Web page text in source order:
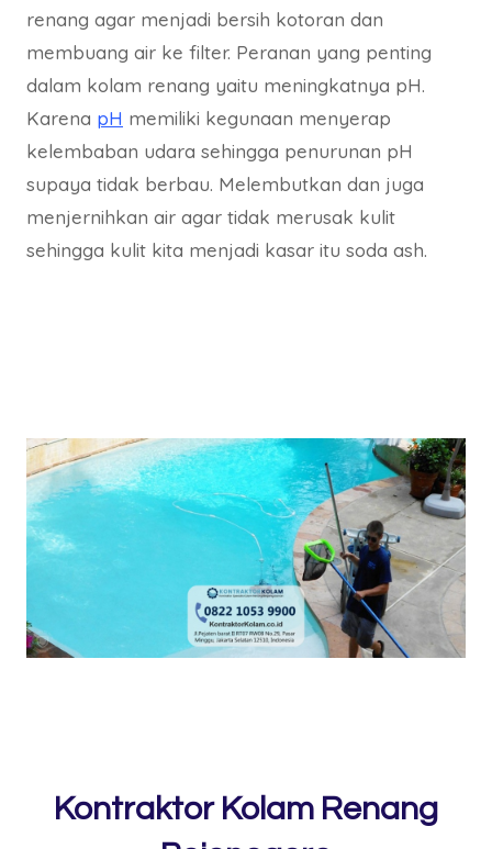
renang agar menjadi bersih kotoran dan
membuang air ke filter. Peranan yang penting
dalam kolam renang yaitu meningkatnya pH.
Karena pH memiliki kegunaan menyerap
kelembaban udara sehingga penurunan pH
supaya tidak berbau. Melembutkan dan juga
menjernihkan air agar tidak merusak kulit
sehingga kulit kita menjadi kasar itu soda ash.
Kontraktor Kolam Renang